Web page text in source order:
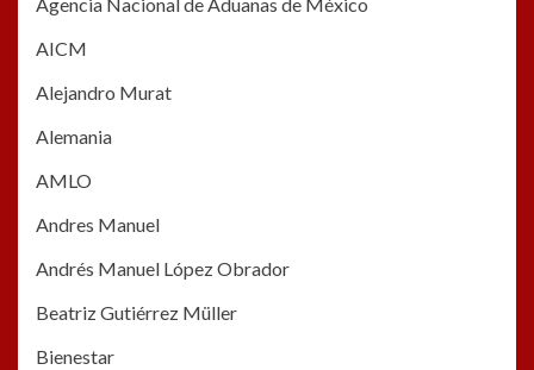
AICM
Alejandro Murat
Alemania
AMLO
Andres Manuel
Andrés Manuel López Obrador
Beatriz Gutiérrez Müller
Bienestar